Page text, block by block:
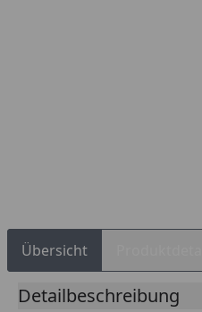
Übersicht
Detailbeschreibung